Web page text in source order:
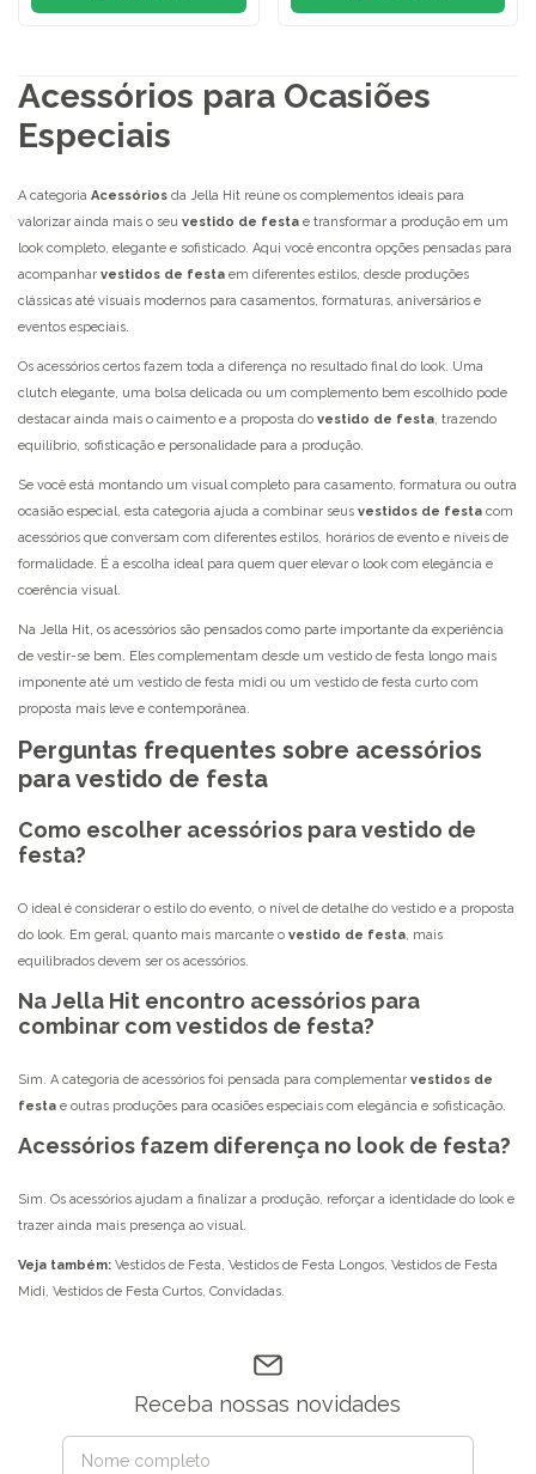
Acessórios para Ocasiões
Especiais
A categoria Acessórios da Jella Hit reúne os complementos ideais para
valorizar ainda mais o seu vestido de festa e transformar a produção em um
look completo, elegante e sofisticado. Aqui você encontra opções pensadas para
acompanhar vestidos de festa em diferentes estilos, desde produções
clássicas até visuais modernos para casamentos, formaturas, aniversários e
eventos especiais.
Os acessórios certos fazem toda a diferença no resultado final do look. Uma
clutch elegante, uma bolsa delicada ou um complemento bem escolhido pode
destacar ainda mais o caimento e a proposta do vestido de festa, trazendo
equilíbrio, sofisticação e personalidade para a produção.
Se você está montando um visual completo para casamento, formatura ou outra
ocasião especial, esta categoria ajuda a combinar seus vestidos de festa com
acessórios que conversam com diferentes estilos, horários de evento e níveis de
formalidade. É a escolha ideal para quem quer elevar o look com elegância e
coerência visual.
Na Jella Hit, os acessórios são pensados como parte importante da experiência
de vestir-se bem. Eles complementam desde um vestido de festa longo mais
imponente até um vestido de festa midi ou um vestido de festa curto com
proposta mais leve e contemporânea.
Perguntas frequentes sobre acessórios
para vestido de festa
Como escolher acessórios para vestido de
festa?
O ideal é considerar o estilo do evento, o nível de detalhe do vestido e a proposta
do look. Em geral, quanto mais marcante o vestido de festa, mais
equilibrados devem ser os acessórios.
Na Jella Hit encontro acessórios para
combinar com vestidos de festa?
Sim. A categoria de acessórios foi pensada para complementar vestidos de
festa e outras produções para ocasiões especiais com elegância e sofisticação.
Acessórios fazem diferença no look de festa?
Sim. Os acessórios ajudam a finalizar a produção, reforçar a identidade do look e
trazer ainda mais presença ao visual.
Veja também: Vestidos de Festa, Vestidos de Festa Longos, Vestidos de Festa
Midi, Vestidos de Festa Curtos, Convidadas.
Receba nossas novidades